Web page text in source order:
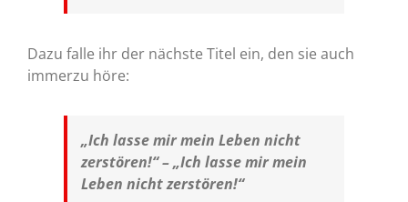
Dazu falle ihr der nächste Titel ein, den sie auch
immerzu höre:
„Ich lasse mir mein Leben nicht
zerstören!“ – „Ich lasse mir mein
Leben nicht zerstören!“